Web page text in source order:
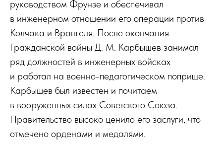
руководством Фрунзе и обеспечивал
в инженерном отношении его операции против
Колчака и Врангеля. После окончания
Гражданской войны Д. М. Карбышев занимал
ряд должностей в инженерных войсках
и работал на военно-педагогическом поприще.
Карбышев был известен и почитаем
в вооруженных силах Советского Союза.
Правительство высоко ценило его заслуги, что
отмечено орденами и медалями.